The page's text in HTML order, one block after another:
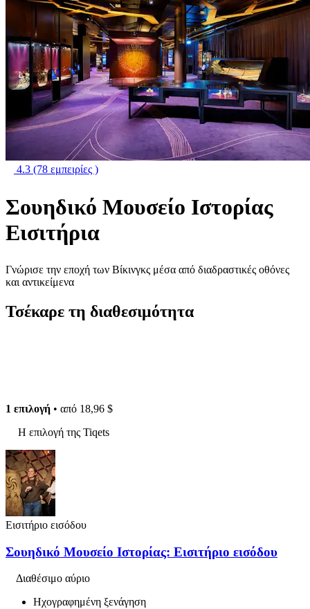
4.3 (78 εμπειρίες )
Σουηδικό Μουσείο Ιστορίας
Εισιτήρια
Γνώρισε την εποχή των Βίκινγκς μέσα από διαδραστικές οθόνες
και αντικείμενα
Τσέκαρε τη διαθεσιμότητα
1 επιλογή • από 18,96 $
Η επιλογή της Tiqets
Εισιτήριο εισόδου
Σουηδικό Μουσείο Ιστορίας: Εισιτήριο εισόδου
Διαθέσιμο αύριο
Ηχογραφημένη ξενάγηση